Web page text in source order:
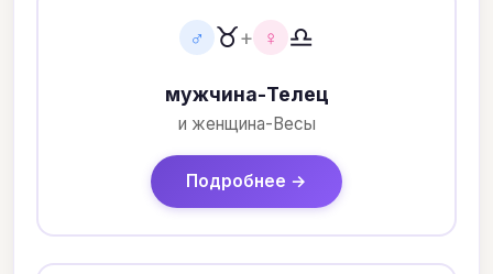
♂ ♉+ ♀ ♎
мужчина-Телец
и женщина-Весы
Подробнее →